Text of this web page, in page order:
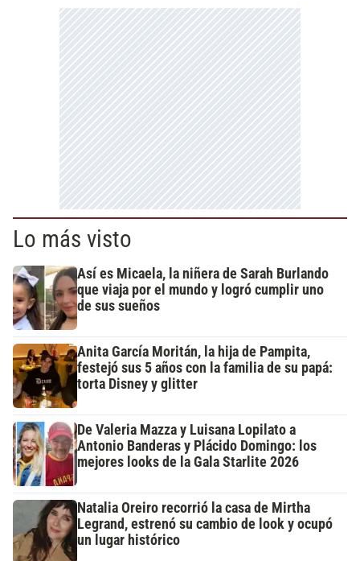
Lo más visto
Así es Micaela, la niñera de Sarah Burlando
que viaja por el mundo y logró cumplir uno
de sus sueños
Anita García Moritán, la hija de Pampita,
festejó sus 5 años con la familia de su papá:
torta Disney y glitter
De Valeria Mazza y Luisana Lopilato a
Antonio Banderas y Plácido Domingo: los
mejores looks de la Gala Starlite 2026
Natalia Oreiro recorrió la casa de Mirtha
Legrand, estrenó su cambio de look y ocupó
un lugar histórico